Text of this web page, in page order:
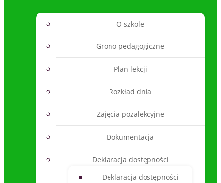
O szkole
Grono pedagogiczne
Plan lekcji
Rozkład dnia
Zajęcia pozalekcyjne
Dokumentacja
Deklaracja dostępności
Deklaracja dostępności